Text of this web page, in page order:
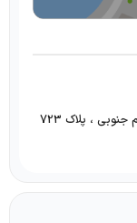
، پلاک 723​